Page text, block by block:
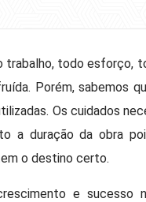
todo esforço,
Porém, sabemos
Os cuidados
a duração da obra
o destino certo.
e sucesso